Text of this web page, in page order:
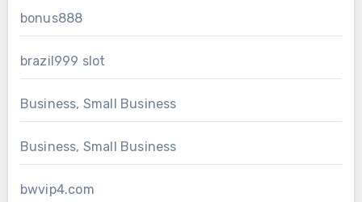
bonus888
brazil999 slot
Business, Small Business
Business, Small Business
bwvip4.com